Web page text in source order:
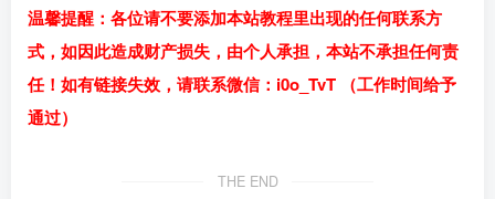
温馨提醒：各位请不要添加本站教程里出现的任何联系方
式，如因此造成财产损失，由个人承担，本站不承担任何责
任！如有链接失效，请联系微信：i0o_TvT （工作时间给予
通过）
THE END